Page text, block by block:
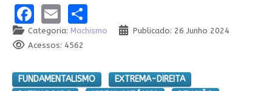
Facebook
EmailShare
Categoria: Machismo
Publicado: 26 Junho 2024
Acessos: 4562
FUNDAMENTALISMO
EXTREMA-DIREITA